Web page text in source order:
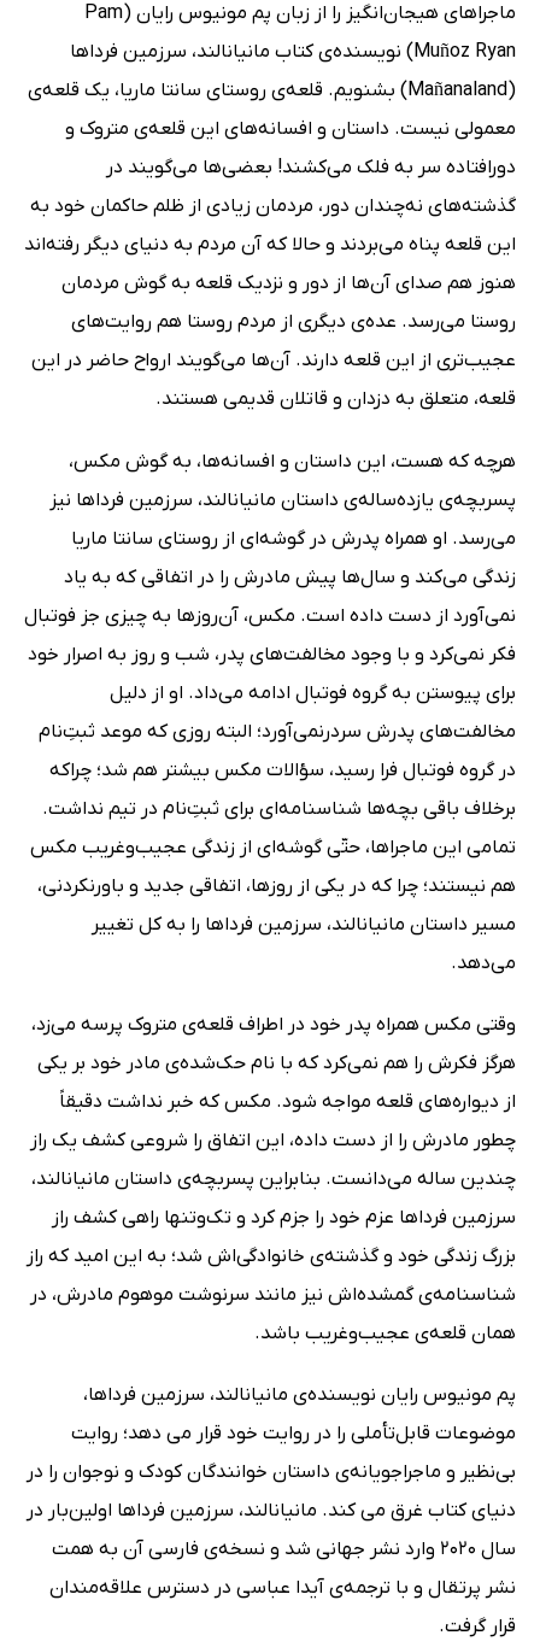
ماجراهای هیجان‌انگیز را از زبان پم مونیوس رایان (Pam
Muñoz Ryan) نویسنده‌ی کتاب مانیانالند، سرزمین فرداها
(Mañanaland) بشنویم. قلعه‌ی روستای سانتا ماریا، یک قلعه‌ی
معمولی نیست. داستان و افسانه‌های این قلعه‌ی متروک و
دورافتاده سر به فلک می‌کشند! بعضی‌ها می‌گویند در
گذشته‌های نه‌چندان دور، مردمان زیادی از ظلم حاکمان خود به
این قلعه پناه می‌بردند و حالا که آن مردم به دنیای دیگر رفته‌اند
هنوز هم صدای آن‌ها از دور و نزدیک قلعه به گوش مردمان
روستا می‌رسد. عده‌ی دیگری از مردم روستا هم روایت‌های
عجیب‌تری از این قلعه دارند. آن‌ها می‌گویند ارواح حاضر در این
قلعه، متعلق به دزدان و قاتلان قدیمی هستند.
هرچه که هست، این داستان و افسانه‌ها، به گوش مکس،
پسربچه‌ی یازده‌ساله‌ی داستان مانیانالند، سرزمین فرداها نیز
می‌رسد. او همراه پدرش در گوشه‌ای از روستای سانتا ماریا
زندگی می‌کند و سال‌ها پیش مادرش را در اتفاقی که به یاد
نمی‌آورد از دست داده است. مکس، آن‌روزها به چیزی جز فوتبال
فکر نمی‌کرد و با وجود مخالفت‌های پدر، شب و روز به اصرار خود
برای پیوستن به گروه فوتبال ادامه می‌داد. او از دلیل
مخالفت‌های پدرش سردرنمی‌آورد؛ البته روزی که موعد ثبت‌ِنام
در گروه فوتبال فرا رسید، سؤالات مکس بیشتر هم شد؛ چراکه
برخلاف باقی بچه‌ها شناسنامه‌ای برای ثبت‌ِنام در تیم نداشت.
تمامی این‌ ماجراها، حتّی گوشه‌ای از زندگی عجیب‌وغریب مکس
هم نیستند؛ چرا که در یکی از روزها، اتفاقی جدید و باورنکردنی،
مسیر داستان مانیانالند، سرزمین فرداها را به کل تغییر
می‌دهد.
وقتی مکس همراه پدر خود در اطراف قلعه‌ی متروک پرسه می‌زد،
هرگز فکرش را هم نمی‌کرد که با نام حک‌شده‌ی مادر خود بر یکی
از دیواره‌های قلعه مواجه شود. مکس که خبر نداشت دقیقاً
چطور مادرش را از دست داده، این اتفاق را شروعی کشف یک راز
چندین‌ ساله می‌دانست. بنابراین پسربچه‌ی داستان مانیانالند،
سرزمین فرداها عزم خود را جزم کرد و تک‌وتنها راهی کشف راز
بزرگ زندگی خود و گذشته‌ی خانوادگی‌اش شد؛ به این امید که راز
شناسنامه‌ی گمشده‌‌اش نیز مانند سرنوشت موهوم مادرش، در
همان قلعه‌ی عجیب‌وغریب باشد.
پم مونیوس رایان نویسنده‌ی مانیانالند، سرزمین فرداها،
موضوعات قابل‌تأملی را در روایت خود قرار می دهد؛ روایت
بی‌نظیر و ماجراجویانه‌ی داستان خوانندگان کودک و نوجوان را در
دنیای کتاب غرق می کند. مانیانالند، سرزمین فرداها اولین‌بار در
سال 2020 وارد نشر جهانی شد و نسخه‌ی فارسی آن به همت
نشر پرتقال و با ترجمه‌ی آیدا عباسی در دسترس علاقه‌مندان
قرار گرفت.